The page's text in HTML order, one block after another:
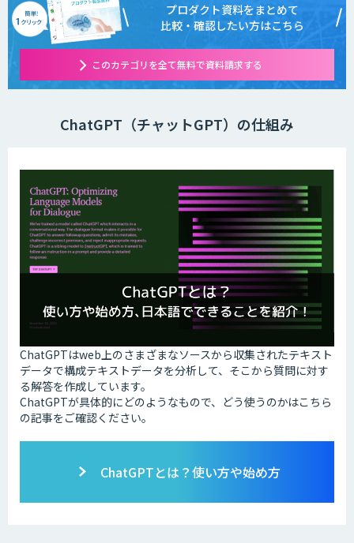
プロダクト資料をまとめて
比較・確認したい方はこちら
このカテゴリを全て無料で資料請求する
ChatGPT（チャットGPT）の仕組み
ChatGPTはweb上のさまざまなソースから収集されたテキスト
データで構成テキストデータを分析して、そこから質問に対す
る解答を作成しています。
ChatGPTが具体的にどのようなもので、どう使うのかはこちら
の記事をご確認ください。
ChatGPTとは？使い方や始め方